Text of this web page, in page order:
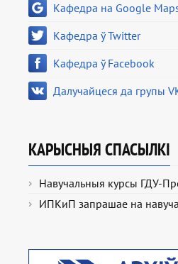
Кафедра на Google
Кафедра ў Twitter
Кафедра ў Facebook
Далучайцеся да групы
КАРЫСНЫЯ СПАСЫЛКІ
Навучальныя курсы ГДУ-
ИПКиП запрашае на